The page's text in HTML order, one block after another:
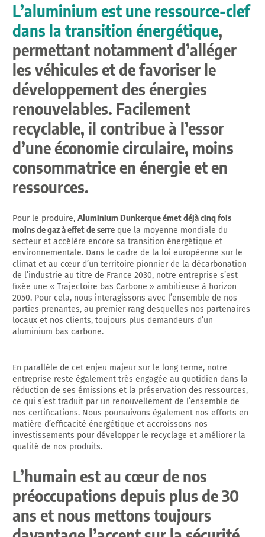
L’aluminium est une ressource-clef
dans la transition énergétique,
permettant notamment d’alléger
les véhicules et de favoriser le
développement des énergies
renouvelables. Facilement
recyclable, il contribue à l’essor
d’une économie circulaire, moins
consommatrice en énergie et en
ressources.
Pour le produire, Aluminium Dunkerque émet déjà cinq fois
moins de gaz à effet de serre que la moyenne mondiale du
secteur et accélère encore sa transition énergétique et
environnementale. Dans le cadre de la loi européenne sur le
climat et au cœur d’un territoire pionnier de la décarbonation
de l’industrie au titre de France 2030, notre entreprise s’est
fixée une « Trajectoire bas Carbone » ambitieuse à horizon
2050. Pour cela, nous interagissons avec l’ensemble de nos
parties prenantes, au premier rang desquelles nos partenaires
locaux et nos clients, toujours plus demandeurs d’un
aluminium bas carbone.
En parallèle de cet enjeu majeur sur le long terme, notre
entreprise reste également très engagée au quotidien dans la
réduction de ses émissions et la préservation des ressources,
ce qui s’est traduit par un renouvellement de l’ensemble de
nos certifications. Nous poursuivons également nos efforts en
matière d’efficacité énergétique et accroissons nos
investissements pour développer le recyclage et améliorer la
qualité de nos produits.
L’humain est au cœur de nos
préoccupations depuis plus de 30
ans et nous mettons toujours